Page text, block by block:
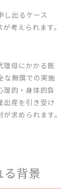
し出るケース
考えられます。
理母にかかる医
な無償での実施
理的・身体的負
出産を引き受け
求められます。
背景